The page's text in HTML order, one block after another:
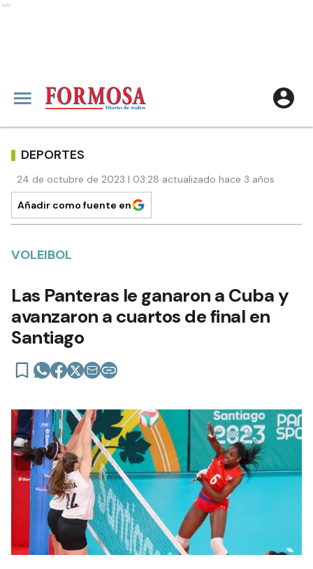
Ads
DEPORTES
24 de octubre de 2023 | 03:28 actualizado hace 3 años
Añadir como fuente en
VOLEIBOL
Las Panteras le ganaron a Cuba y
avanzaron a cuartos de final en
Santiago